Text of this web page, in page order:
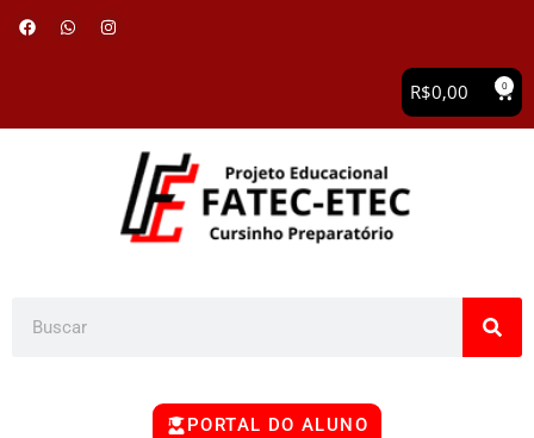
R$0,00 0
PORTAL DO ALUNO